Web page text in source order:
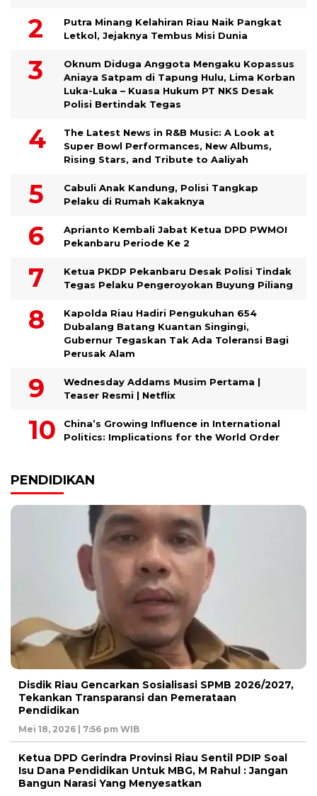
Putra Minang Kelahiran Riau Naik Pangkat
Letkol, Jejaknya Tembus Misi Dunia
Oknum Diduga Anggota Mengaku Kopassus
Aniaya Satpam di Tapung Hulu, Lima Korban
Luka-Luka – Kuasa Hukum PT NKS Desak
Polisi Bertindak Tegas
The Latest News in R&B Music: A Look at
Super Bowl Performances, New Albums,
Rising Stars, and Tribute to Aaliyah
Cabuli Anak Kandung, Polisi Tangkap
Pelaku di Rumah Kakaknya
Aprianto Kembali Jabat Ketua DPD PWMOI
Pekanbaru Periode Ke 2
Ketua PKDP Pekanbaru Desak Polisi Tindak
Tegas Pelaku Pengeroyokan Buyung Piliang
Kapolda Riau Hadiri Pengukuhan 654
Dubalang Batang Kuantan Singingi,
Gubernur Tegaskan Tak Ada Toleransi Bagi
Perusak Alam
Wednesday Addams Musim Pertama |
Teaser Resmi | Netflix
China’s Growing Influence in International
Politics: Implications for the World Order
PENDIDIKAN
Disdik Riau Gencarkan Sosialisasi SPMB 2026/2027,
Tekankan Transparansi dan Pemerataan
Pendidikan
Mei 18, 2026 | 7:56 pm WIB
Ketua DPD Gerindra Provinsi Riau Sentil PDIP Soal
Isu Dana Pendidikan Untuk MBG, M Rahul : Jangan
Bangun Narasi Yang Menyesatkan